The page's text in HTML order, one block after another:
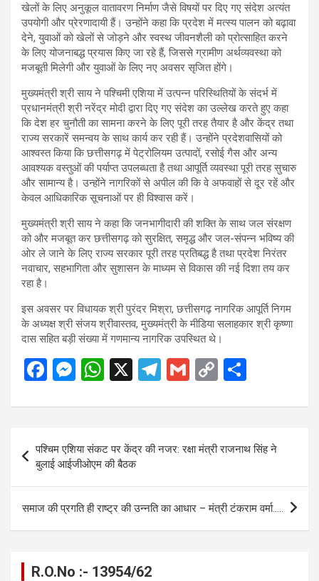
खेलों के लिए अनुकूल वातावरण निर्माण जैसे विषयों पर दिए गए संदेश अत्यंत
उपयोगी और प्रेरणादायी हैं। उन्होंने कहा कि प्रदेश में मत्स्य पालन को बढ़ावा
देने, युवाओं को खेलों से जोड़ने और स्वस्थ जीवनशैली को प्रोत्साहित करने
के लिए योजनाबद्ध प्रयास किए जा रहे हैं, जिससे ग्रामीण अर्थव्यवस्था को
मजबूती मिलेगी और युवाओं के लिए नए अवसर सृजित होंगे।
मुख्यमंत्री श्री साय ने पश्चिमी एशिया में उत्पन्न परिस्थितियों के संदर्भ में
प्रधानमंत्री श्री नरेंद्र मोदी द्वारा दिए गए संदेश का उल्लेख करते हुए कहा
कि देश हर चुनौती का सामना करने के लिए पूरी तरह तैयार है और केंद्र तथा
राज्य सरकारें समन्वय के साथ कार्य कर रही हैं। उन्होंने प्रदेशवासियों को
आश्वस्त किया कि छत्तीसगढ़ में पेट्रोलियम उत्पादों, रसोई गैस और अन्य
आवश्यक वस्तुओं की पर्याप्त उपलब्धता है तथा आपूर्ति व्यवस्था पूरी तरह सुचारु
और सामान्य है। उन्होंने नागरिकों से अपील की कि वे अफवाहों से दूर रहें और
केवल आधिकारिक सूचनाओं पर ही विश्वास करें।
मुख्यमंत्री श्री साय ने कहा कि जनभागीदारी की शक्ति के साथ जल संरक्षण
को और मजबूत कर छत्तीसगढ़ को सुरक्षित, समृद्ध और जल-संपन्न भविष्य की
ओर ले जाने के लिए राज्य सरकार पूरी तरह प्रतिबद्ध है तथा प्रदेश निरंतर
नवाचार, सहभागिता और सुशासन के माध्यम से विकास की नई दिशा तय कर
रहा है।
इस अवसर पर विधायक श्री पुरंदर मिश्रा, छत्तीसगढ़ नागरिक आपूर्ति निगम
के अध्यक्ष श्री संजय श्रीवास्तव, मुख्यमंत्री के मीडिया सलाहकार श्री कृष्णा
दास सहित बड़ी संख्या में गणमान्य नागरिक उपस्थित थे।
F
ce
o
o
k
M
se
g
er
W
at
A
p
p
X
T
e
a
m
G
ail
C
py
n
k
ar
e
navigation
पश्चिम एशिया संकट पर केंद्र की नजर: रक्षा मंत्री राजनाथ सिंह ने
बुलाई आईजीओएम की बैठक
समाज की प्रगति ही राष्ट्र की उन्नति का आधार – मंत्री टंकराम वर्मा…..
R.O.No :- 13954/62